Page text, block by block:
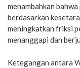
menambahkan
berdasarkan
meningkatkan friksi
menanggapi dan
Ketegangan antara